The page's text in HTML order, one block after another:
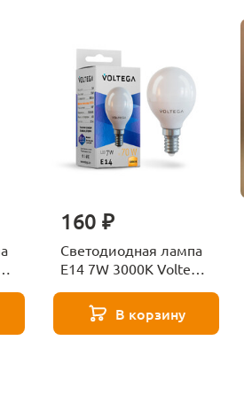
160 ₽
Светодиодная лампа
E14 7W 3000K Voltega
В корзину